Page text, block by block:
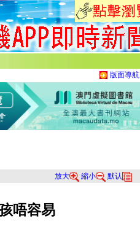
版面導航
放大 縮小 默认
唔容易